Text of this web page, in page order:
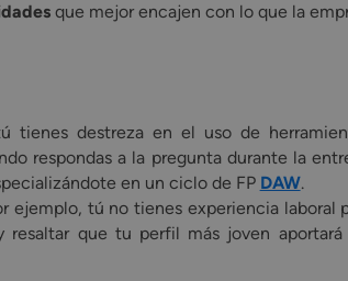
que mejor encajen con lo que la
tienes destreza en el uso de
respondas a la pregunta durante la
en un ciclo de FP DAW.
ejemplo, tú no tienes experiencia laboral
resaltar que tu perfil más joven